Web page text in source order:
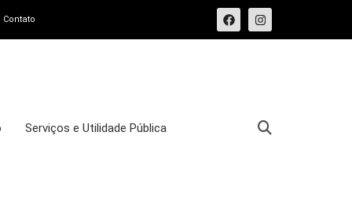
Contato
Serviços e Utilidade Pública